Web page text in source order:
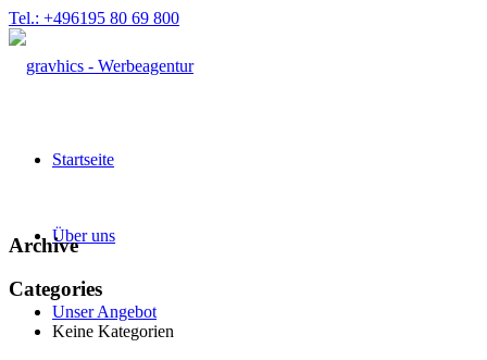
Tel.: +496195 80 69 800
Startseite
Über uns
Unser Angebot
Archive
Categories
Keine Kategorien